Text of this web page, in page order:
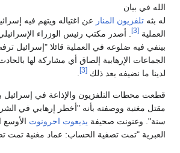
الله في بيان
له بثه تلفزيون المنار عن اغتياله ويتهم فيه
العملية [3] . أصدر مكتب رئيس الوزراء
بينفي فيه ضلوعه في العملية قائلا "إسرائيل
الجماعات الإرهابية إلصاق أي مشاركة لها
لدينا ما نضيفه بعد ذلك [3]
.
قطعت محطات التلفزيون والإذاعة في إسرائيل
سنة". وعنونت صحيفة يديعوت احرونوت الأوسع
العبرية "تمت تصفية الحساب: عماد مغنية